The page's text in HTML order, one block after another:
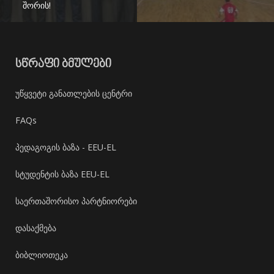
შორის!
ᲡᲬᲠᲐᲤᲘ ᲑᲛᲣᲚᲔᲑᲘ
უწყვეტი განათლების ცენტრი
FAQs
პედაგოგის ბაზა - EEU-EL
სტუდენტის ბაზა EEU-EL
საერთაშორისო პარტნიორები
დასაქმება
ბიბლიოთეკა